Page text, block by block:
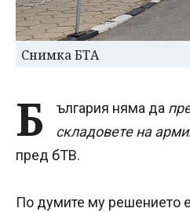
Снимка БТА
Б ългария няма да
складовете на
пред бТВ.
По думите му решението